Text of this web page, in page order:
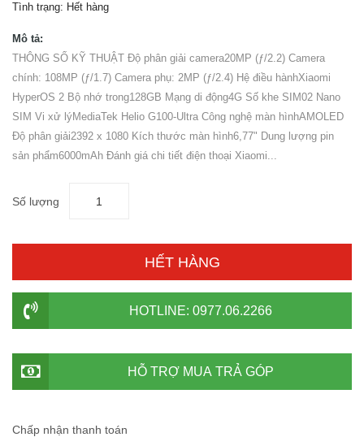
Tình trạng: Hết hàng
Mô tả:
THÔNG SỐ KỸ THUẬT Độ phân giải camera20MP (ƒ/2.2) Camera
chính: 108MP (ƒ/1.7) Camera phụ: 2MP (ƒ/2.4) Hệ điều hànhXiaomi
HyperOS 2 Bộ nhớ trong128GB Mạng di động4G Số khe SIM02 Nano
SIM Vi xử lýMediaTek Helio G100-Ultra Công nghệ màn hìnhAMOLED
Độ phân giải2392 x 1080 Kích thước màn hình6,77" Dung lượng pin
sản phẩm6000mAh Đánh giá chi tiết điện thoại Xiaomi...
Số lượng
HẾT HÀNG
HOTLINE: 0977.06.2266
HỖ TRỢ MUA TRẢ GÓP
Chấp nhận thanh toán